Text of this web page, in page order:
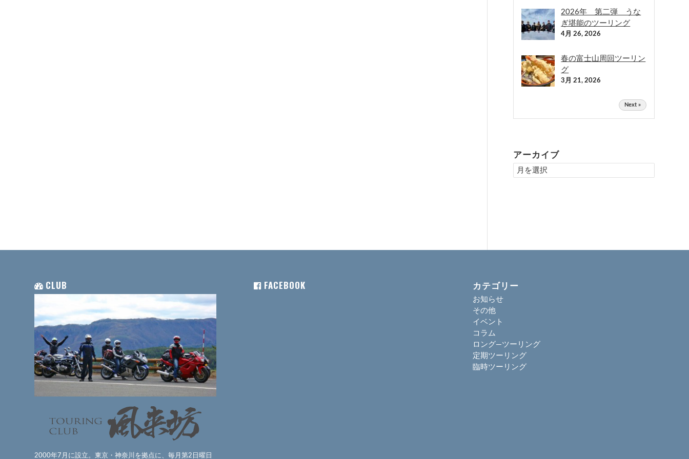
2026年 第二弾 うな
ぎ堪能のツーリング
4月 26, 2026
春の富士山周回ツーリン
グ
3月 21, 2026
Next »
アーカイブ
CLUB
2000年7月に設立。東京・神奈川を拠点に、毎月第2日曜日
FACEBOOK カテゴリー
お知らせ
その他
イベント
コラム
ロング―ツーリング
定期ツーリング
臨時ツーリング